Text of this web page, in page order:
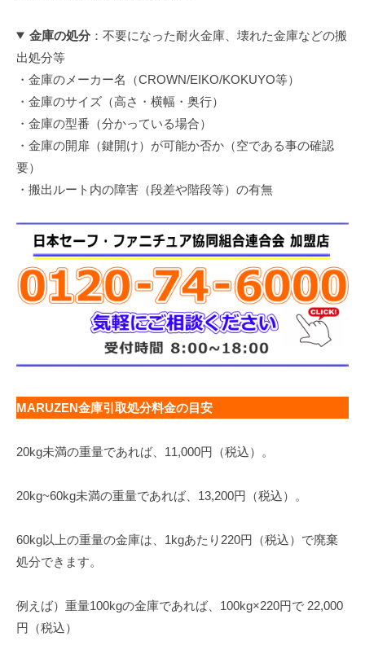
金庫の処分：不要になった耐火金庫、壊れた金庫などの搬
出処分等
・金庫のメーカー名（CROWN/EIKO/KOKUYO等）
・金庫のサイズ（高さ・横幅・奥行）
・金庫の型番（分かっている場合）
・金庫の開扉（鍵開け）が可能か否か（空である事の確認
要）
・搬出ルート内の障害（段差や階段等）の有無
MARUZEN金庫引取処分料金の目安
20kg未満の重量であれば、11,000円（税込）。
20kg~60kg未満の重量であれば、13,200円（税込）。
60kg以上の重量の金庫は、1kgあたり220円（税込）で廃棄
処分できます。
例えば）重量100kgの金庫であれば、100kg×220円で 22,000
円（税込）